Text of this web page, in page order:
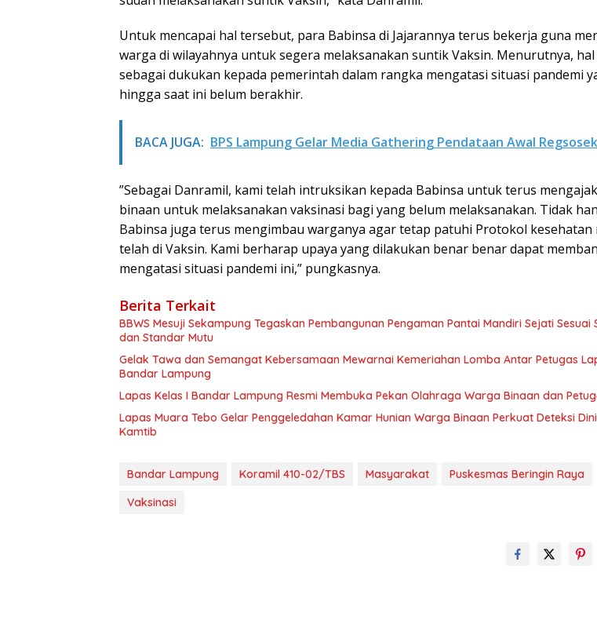
Untuk mencapai hal tersebut, para Babinsa di Jajarannya terus bekerja guna
warga di wilayahnya untuk segera melaksanakan suntik Vaksin. Menurutnya,
sebagai dukukan kepada pemerintah dalam rangka mengatasi situasi pandemi
hingga saat ini belum berakhir.
BACA JUGA: BPS Lampung Gelar Media Gathering Pendataan Awal Regsosek
”Sebagai Danramil, kami telah intruksikan kepada Babinsa untuk terus
binaan untuk melaksanakan vaksinasi bagi yang belum melaksanakan. Tidak
Babinsa juga terus mengimbau warganya agar tetap patuhi Protokol kesehatan
telah di Vaksin. Kami berharap upaya yang dilakukan benar benar dapat
mengatasi situasi pandemi ini,” pungkasnya.
Berita Terkait
BBWS Mesuji Sekampung Tegaskan Pembangunan Pengaman Pantai Mandiri Sejati Sesuai
dan Standar Mutu
Gelak Tawa dan Semangat Kebersamaan Mewarnai Kemeriahan Lomba Antar Petugas
Bandar Lampung
Lapas Kelas I Bandar Lampung Resmi Membuka Pekan Olahraga Warga Binaan dan
Lapas Muara Tebo Gelar Penggeledahan Kamar Hunian Warga Binaan Perkuat Deteksi
Kamtib
Bandar Lampung Koramil 410-02/TBS Masyarakat
Puskesmas Beringin Raya
Vaksinasi